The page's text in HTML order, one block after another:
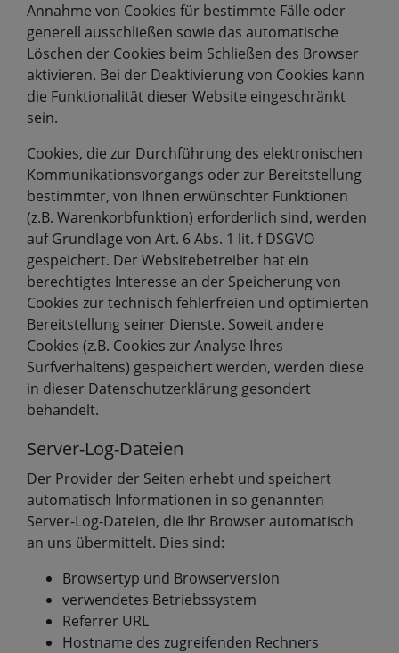
Annahme von Cookies für bestimmte Fälle oder
generell ausschließen sowie das automatische
Löschen der Cookies beim Schließen des Browser
aktivieren. Bei der Deaktivierung von Cookies kann
die Funktionalität dieser Website eingeschränkt
sein.
Cookies, die zur Durchführung des elektronischen
Kommunikationsvorgangs oder zur Bereitstellung
bestimmter, von Ihnen erwünschter Funktionen
(z.B. Warenkorbfunktion) erforderlich sind, werden
auf Grundlage von Art. 6 Abs. 1 lit. f DSGVO
gespeichert. Der Websitebetreiber hat ein
berechtigtes Interesse an der Speicherung von
Cookies zur technisch fehlerfreien und optimierten
Bereitstellung seiner Dienste. Soweit andere
Cookies (z.B. Cookies zur Analyse Ihres
Surfverhaltens) gespeichert werden, werden diese
in dieser Datenschutzerklärung gesondert
behandelt.
Server-Log-Dateien
Der Provider der Seiten erhebt und speichert
automatisch Informationen in so genannten
Server-Log-Dateien, die Ihr Browser automatisch
an uns übermittelt. Dies sind:
Browsertyp und Browserversion
verwendetes Betriebssystem
Referrer URL
Hostname des zugreifenden Rechners